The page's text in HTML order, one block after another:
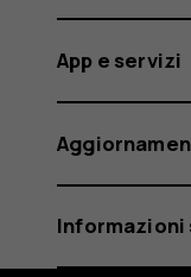
App e servizi
Informazioni